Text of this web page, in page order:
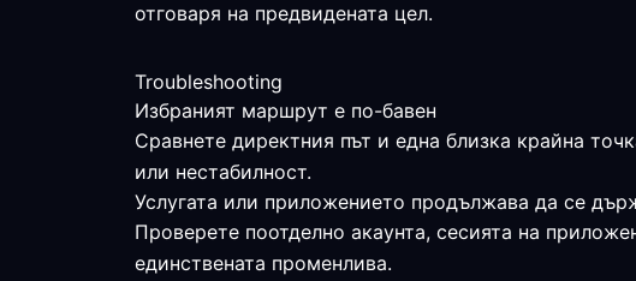
отговаря на предвидената цел.
Troubleshooting
Избраният маршрут е по-бавен
Сравнете директния път и една близка крайна
или нестабилност.
Услугата или приложението продължава да се
Проверете поотделно акаунта, сесията на
единствената променлива.